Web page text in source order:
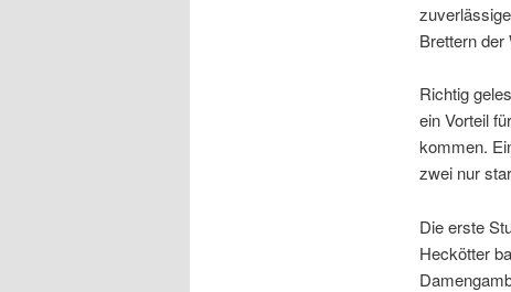
Brettern
Richtig
ein Vorteil
kommen.
zwei nur
Die erste
Heckötter